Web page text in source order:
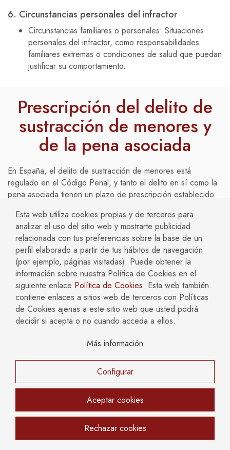
6. Circunstancias personales del infractor
Circunstancias familiares o personales: Situaciones
personales del infractor, como responsabilidades
familiares extremas o condiciones de salud que puedan
justificar su comportamiento.
Prescripción del delito de
sustracción de menores y
de la pena asociada
En España, el delito de sustracción de menores está
regulado en el Código Penal, y tanto el delito en sí como la
pena asociada tienen un plazo de prescripción establecido.
La prescripción es el término legal después del cual no se
puede iniciar un proceso penal ni ejecutar una pena debido
al transcurso del tiempo. A continuación, se detallan los
plazos de prescripción para el delito de sustracción de
menores y la pena asociada:
Prescripción del delito de sustracción de menores
El delito de sustracción de menores se regula en el artículo
225 bis del Código Penal español. El plazo de prescripción
para este delito es de cinco años. Este plazo comienza a
último acto de ejecución si el delito es de naturaleza
Prescripción de la pena asociada del delito de
sustracción de menores
La pena asociada al delito de sustracción de menores puede
ser de prisión y, en algunos casos, de inhabilitación especial
para el ejercicio de la patria potestad u otros derechos. Las
Esta web utiliza cookies propias y de terceros para
analizar el uso del sitio web y mostrarte publicidad
relacionada con tus preferencias sobre la base de un
perfil elaborado a partir de tus hábitos de navegación
(por ejemplo, páginas visitadas). Puede obtener la
información sobre nuestra Política de Cookies en el
siguiente enlace Política de Cookies. Esta web también
contiene enlaces a sitios web de terceros con Políticas
de Cookies ajenas a este sitio web que usted podrá
decidir si acepta o no cuando acceda a ellos.
Más información
Configurar
Aceptar cookies
Rechazar cookies